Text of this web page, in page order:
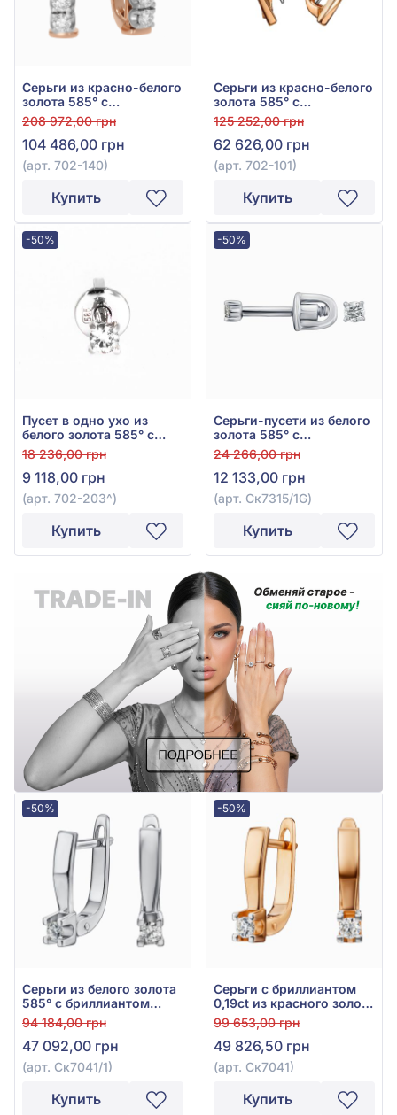
Серьги из красно-белого
золота 585° с
бриллиантом 0,36ct, арт.
702-140
208 972,00 грн
104 486,00 грн
(арт. 702-140)
Купить
Серьги из красно-белого
золота 585° с
бриллиантами 0,16ct, арт.
702-101
125 252,00 грн
62 626,00 грн
(арт. 702-101)
Купить
-50%
Пусет в одно ухо из
белого золота 585° с
бриллиантом 0,04ct, арт.
702-203
18 236,00 грн
9 118,00 грн
(арт. 702-203^)
Купить
-50%
Серьги-пусети из белого
золота 585° с
бриллиантом 0,07ct, арт.
Ск7315/1G
24 266,00 грн
12 133,00 грн
(арт. Ск7315/1G)
Купить
-50%
Серьги из белого золота
585° с бриллиантом
0,18ct, арт. Ск7041/1
94 184,00 грн
47 092,00 грн
(арт. Ск7041/1)
Купить
-50%
Серьги с бриллиантом
0,19ct из красного золота
585°, арт. Ск7041
99 653,00 грн
49 826,50 грн
(арт. Ск7041)
Купить